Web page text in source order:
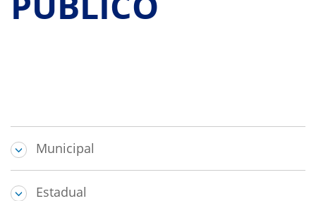
Municipal
Estadual